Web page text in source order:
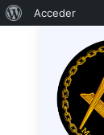
Acerca
WordPress
Acceder
content